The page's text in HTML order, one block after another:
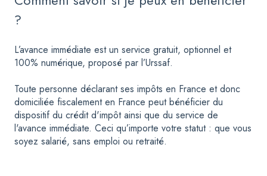
?
L’avance immédiate est un service gratuit, optionnel et
100% numérique, proposé par l’Urssaf.
Toute personne déclarant ses impôts en France et donc
domiciliée fiscalement en France peut bénéficier du
dispositif du crédit d'impôt ainsi que du service de
l'avance immédiate. Ceci qu’importe votre statut : que vous
soyez salarié, sans emploi ou retraité.